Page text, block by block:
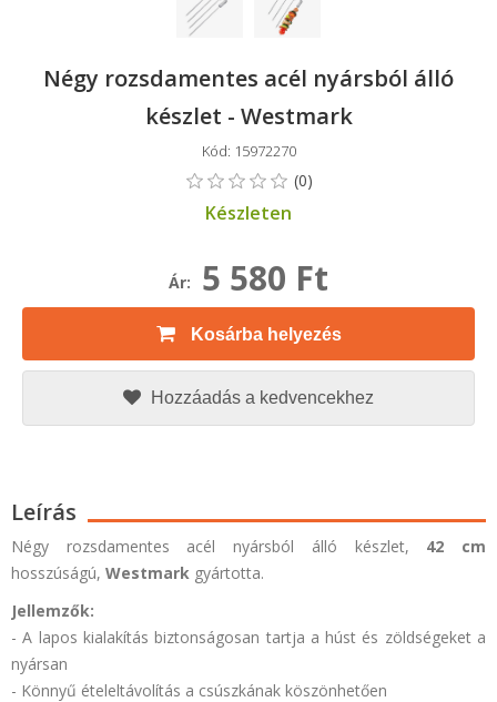
Négy rozsdamentes acél nyársból álló
készlet - Westmark
Kód: 15972270
Készleten
Ár: 5 580 Ft
Kosárba helyezés
Hozzáadás a kedvencekhez
Leírás
Négy rozsdamentes acél nyársból álló készlet, 42 cm
hosszúságú, Westmark gyártotta.
Jellemzők:
- A lapos kialakítás biztonságosan tartja a húst és zöldségeket a
nyársan
- Könnyű ételeltávolítás a csúszkának köszönhetően